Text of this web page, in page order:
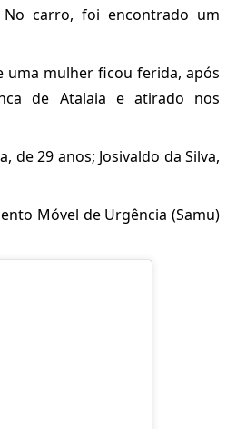
No carro, foi encontrado um
uma mulher ficou ferida, após
de Atalaia e atirado nos
29 anos; Josivaldo da Silva,
Móvel de Urgência (Samu)